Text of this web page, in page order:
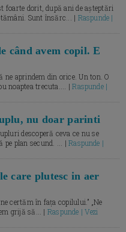
foarte dorit, după ani de așteptări
Sunt însărc... | Raspunde |
când avem copil. E
ne aprindem din orice. Un ton. O
noaptea trecuta.... |Raspunde |
nu doar parinti
descoperă ceva ce nu se
pe plan secund. ... |Raspunde |
care plutesc in aer
certăm în fața copilului.” „Ne
grijă să... | Raspunde | Vezi